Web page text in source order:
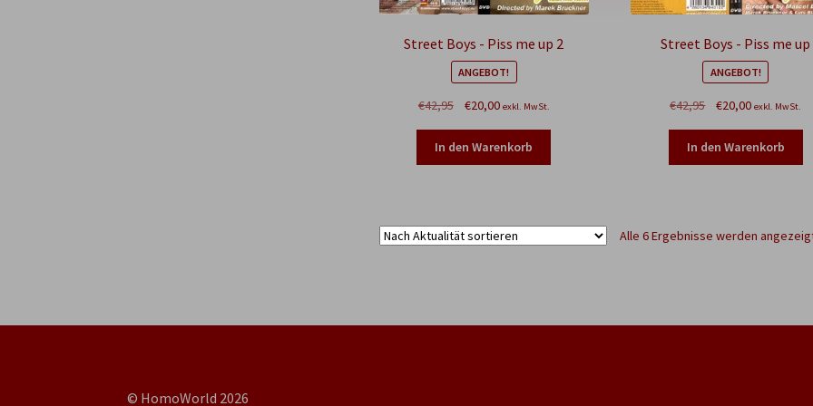
Street Boys - Piss me up 2
ANGEBOT!
€42,95
Ursprünglicher
war:
€42,95
€20,00Aktueller
ist:
€20,00.
exkl. MwSt.
In den Warenkorb
Street Boys - Piss me up
ANGEBOT!
€42,95
Ursprünglicher
war:
€42,95
€20,00Aktueller
ist:
€20,00.
exkl. MwSt.
In den Warenkorb
Alle 6 Ergebnisse werden
© HomoWorld 2026